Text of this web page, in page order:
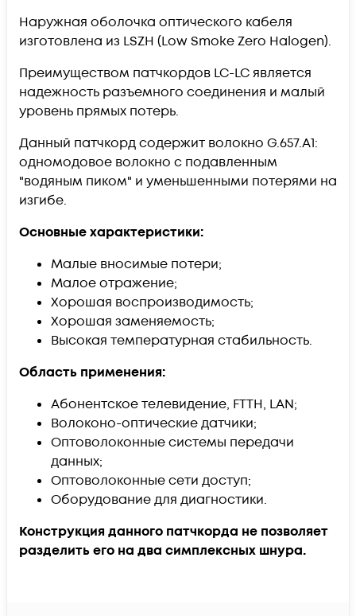
Наружная оболочка оптического кабеля
изготовлена из LSZH (Low Smoke Zero Halogen).
Преимуществом патчкордов LC-LC является
надежность разъемного соединения и малый
уровень прямых потерь.
Данный патчкорд содержит волокно G.657.А1:
одномодовое волокно с подавленным
"водяным пиком" и уменьшенными потерями на
изгибе.
Основные характеристики:
Малые вносимые потери;
Малое отражение;
Хорошая воспроизводимость;
Хорошая заменяемость;
Высокая температурная стабильность.
Область применения:
Абонентское телевидение, FTTH, LAN;
Волоконо-оптические датчики;
Оптоволоконные системы передачи
данных;
Оптоволоконные сети доступ;
Оборудование для диагностики.
Конструкция данного патчкорда не позволяет
разделить его на два симплексных шнура.